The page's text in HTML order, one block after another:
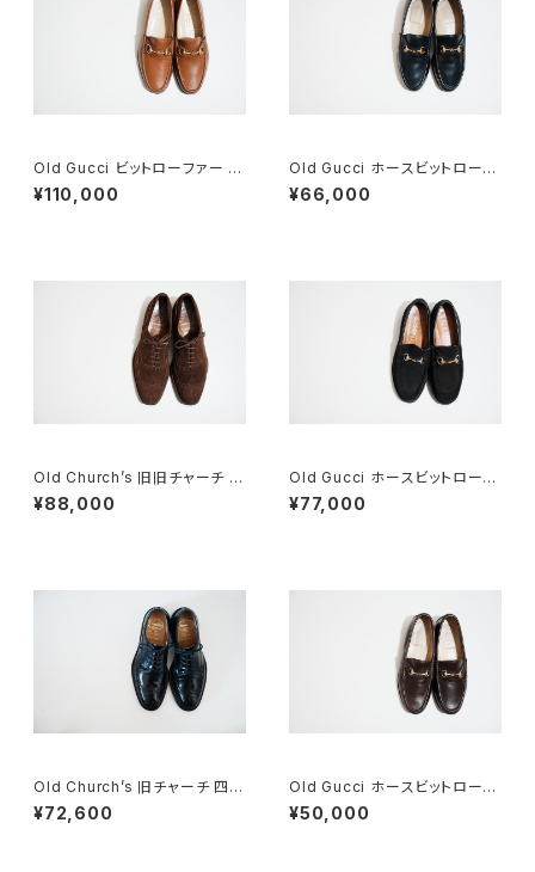
Old Gucci ビットローファー 41
E Brown Deadstock
¥110,000
Old Gucci ホースビットローフ
ァー 36C NV
¥66,000
Old Church’s 旧旧チャーチ 二
都市 Buck 85D
¥88,000
Old Gucci ホースビットローフ
ァー 36C BK ラバーソール
¥77,000
Old Church’s 旧チャーチ 四都
市 Grafton グラフトン 70F
¥72,600
Old Gucci ホースビットローフ
ァー 35.5C DB
¥50,000